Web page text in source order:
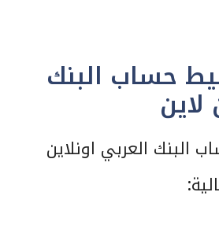
حساب البنك
العربي اونلاين